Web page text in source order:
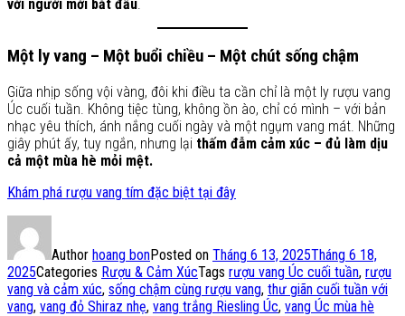
với người mới bắt đầu.
Một ly vang – Một buổi chiều – Một chút sống chậm
Giữa nhịp sống vội vàng, đôi khi điều ta cần chỉ là một ly rượu vang
Úc cuối tuần. Không tiệc tùng, không ồn ào, chỉ có mình – với bản
nhạc yêu thích, ánh nắng cuối ngày và một ngụm vang mát. Những
giây phút ấy, tuy ngắn, nhưng lại thấm đẫm cảm xúc – đủ làm dịu
cả một mùa hè mỏi mệt.
Khám phá rượu vang tím đặc biệt tại đây
Author hoang bonPosted on Tháng 6 13, 2025Tháng 6 18,
2025Categories Rượu & Cảm XúcTags rượu vang Úc cuối tuần, rượu
vang và cảm xúc, sống chậm cùng rượu vang, thư giãn cuối tuần với
vang, vang đỏ Shiraz nhẹ, vang trắng Riesling Úc, vang Úc mùa hè